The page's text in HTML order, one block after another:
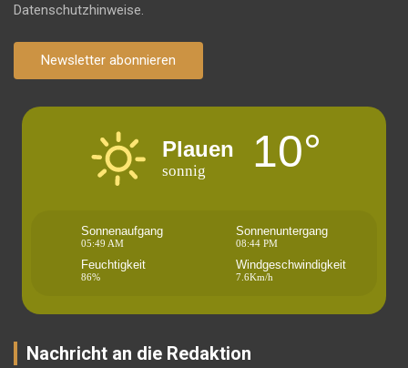
Datenschutzhinweise.
Newsletter abonnieren
Plauen
sonnig 10°
Sonnenaufgang
05:49 AM
Sonnenuntergang
08:44 PM
Feuchtigkeit
86%
Windgeschwindigkeit
7.6Km/h
Nachricht an die Redaktion